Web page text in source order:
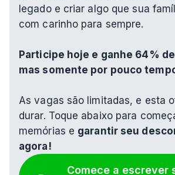
legado e criar algo que sua
com carinho para sempre.
Participe hoje e ganhe 64%
mas somente por pouco
As vagas são limitadas, e esta
durar. Toque abaixo para
memórias e garantir seu
agora!
Comece a escrever